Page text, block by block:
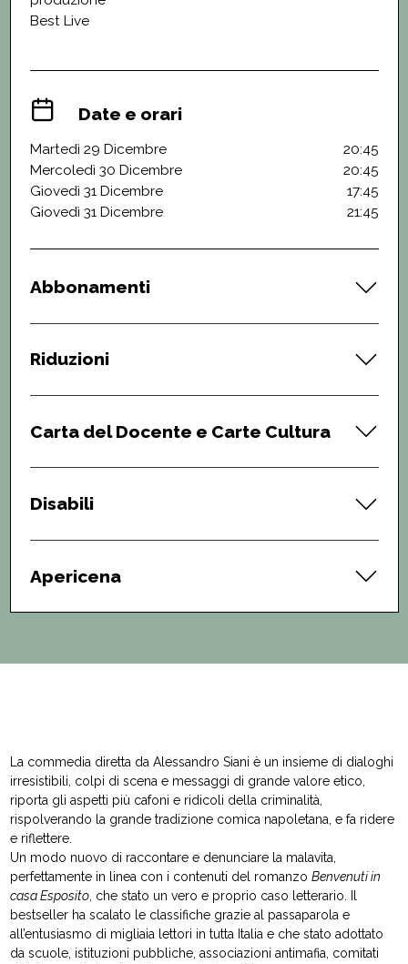
Best Live
Date e orari
Martedì 29 Dicembre
20:45
Mercoledì 30 Dicembre
20:45
Giovedì 31 Dicembre
17:45
Giovedì 31 Dicembre
21:45
Abbonamenti
Riduzioni
Carta del Docente e Carte Cultura
Disabili
Apericena
La commedia diretta da Alessandro Siani è un insieme di dialoghi
irresistibili, colpi di scena e messaggi di grande valore etico,
riporta gli aspetti più cafoni e ridicoli della criminalità,
rispolverando la grande tradizione comica napoletana, e fa ridere
e riflettere.
Un modo nuovo di raccontare e denunciare la malavita,
perfettamente in linea con i contenuti del romanzo Benvenuti in
casa Esposito, che stato un vero e proprio caso letterario. Il
bestseller ha scalato le classifiche grazie al passaparola e
all’entusiasmo di migliaia lettori in tutta Italia e che stato adottato
da scuole, istituzioni pubbliche, associazioni antimafia, comitati